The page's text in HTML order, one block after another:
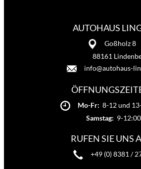
AUTOHAUS
Goßholz 8
88161
info@autohaus-
Mo-Fr: 8-12 und
Samstag: 9-
RUFEN SIE UNS
+49 (0) 8381 /